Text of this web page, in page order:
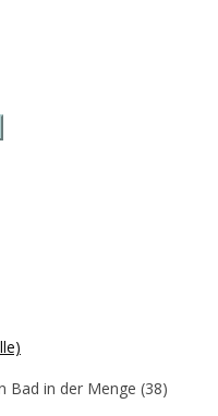
Bad in der Menge (38)